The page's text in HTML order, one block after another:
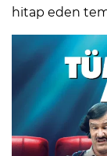
hitap eden